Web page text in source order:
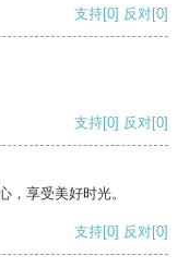
支持[0] 反对[0]
支持[0] 反对[0]
，享受美好时光。
支持[0] 反对[0]